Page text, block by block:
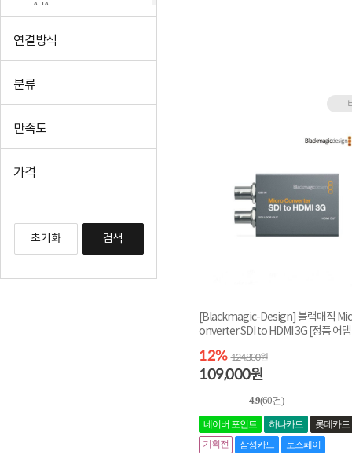
AJA
ACCSOON
연결방식
분류
만족도
가격
초기화 검색
[Blackmagic-Design] 블랙매직
onverter SDI to HDMI 3G [정품 어
12% 124,800원
109,000원
4.9(60건)
네이버 포인트 하나카드
롯데카드
삼성카드
토스페이
기획전